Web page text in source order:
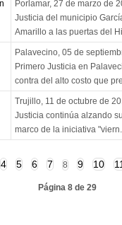
Porlamar, 27 de marzo de
Justicia del municipio
Amarillo a las puertas del
Palavecino, 05 de
Primero Justicia en
contra del alto costo que
Trujillo, 11 de octubre de
Justicia continúa alzando
marco de la iniciativa
4 5 6 7 8 9 10
Página 8 de 29